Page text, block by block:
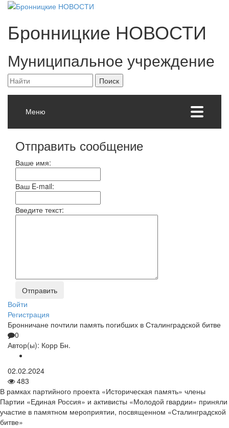
Бронницкие НОВОСТИ
Муниципальное учреждение
Меню
Отправить сообщение
Ваше имя:
Ваш E-mail:
Введите текст:
Войти
Регистрация
Бронничане почтили память погибших в Сталинградской битве
0
Автор(ы): Корр Бн.
02.02.2024
483
В рамках партийного проекта «Историческая память» члены
Партии «Единая Россия» и активисты «Молодой гвардии» приняли
участие в памятном мероприятии, посвященном «Сталинградской
битве»